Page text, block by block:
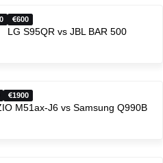
600
LG S95QR vs JBL BAR 500
1900
M51ax-J6 vs Samsung Q990B